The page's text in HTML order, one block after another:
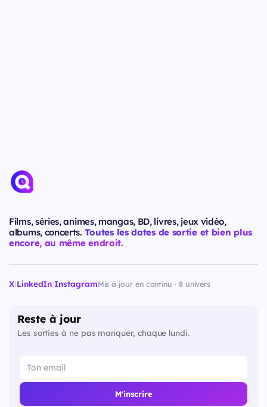
Films, séries, animes, mangas, BD, livres, jeux vidéo,
albums, concerts. Toutes les dates de sortie et bien plus
encore, au même endroit.
X|LinkedIn|InstagramMis à jour en continu · 8 univers
Reste à jour
Les sorties à ne pas manquer, chaque lundi.
M'inscrire